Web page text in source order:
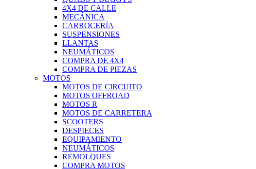
4X4 DE CALLE
MECÁNICA
CARROCERÍA
SUSPENSIONES
LLANTAS
NEUMÁTICOS
COMPRA DE 4X4
COMPRA DE PIEZAS
MOTOS
MOTOS DE CIRCUITO
MOTOS OFFROAD
MOTOS R
MOTOS DE CARRETERA
SCOOTERS
DESPIECES
EQUIPAMIENTO
NEUMÁTICOS
REMOLQUES
COMPRA MOTOS